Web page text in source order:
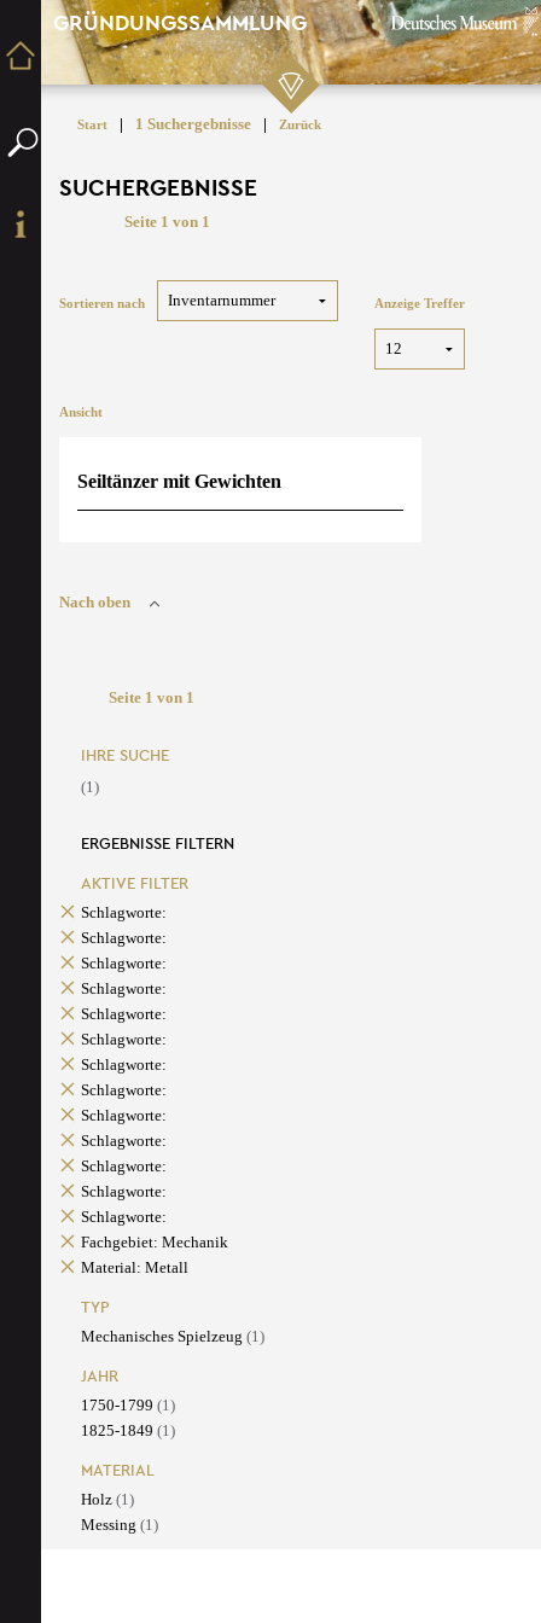
GRÜNDUNGSSAMMLUNG
Start | 1 Suchergebnisse | Zurück
SUCHERGEBNISSE
Seite 1 von 1
Sortieren nach Anzeige Treffer
Ansicht
Seiltänzer mit Gewichten
Nach oben
Seite 1 von 1
IHRE SUCHE
(1)
ERGEBNISSE FILTERN
AKTIVE FILTER
Schlagworte:
Schlagworte:
Schlagworte:
Schlagworte:
Schlagworte:
Schlagworte:
Schlagworte:
Schlagworte:
Schlagworte:
Schlagworte:
Schlagworte:
Schlagworte:
Schlagworte:
Fachgebiet: Mechanik
Material: Metall
TYP
Mechanisches Spielzeug (1)
JAHR
1750-1799 (1)
1825-1849 (1)
MATERIAL
Holz (1)
Messing (1)